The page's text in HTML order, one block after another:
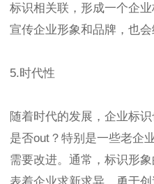
标识相关联，形成一个企
宣传企业形象和品牌，也
5.时代性
随着时代的发展，企业标
是否out？特别是一些老企
需要改进。通常，标识形